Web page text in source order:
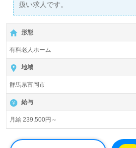
扱い求人です。
詳細に関してお気軽にご相談くださ
【無料】で皆さんの転職活動をサポ
形態
有料老人ホーム
地域
群馬県富岡市
給与
月給 239,500円～